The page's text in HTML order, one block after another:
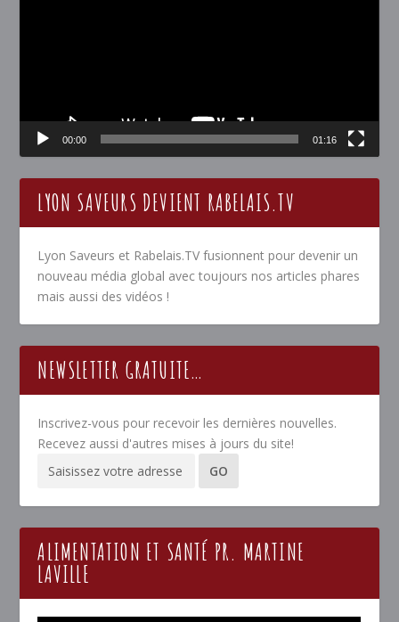
00:00 01:16
LYON SAVEURS DEVIENT RABELAIS.TV
Lyon Saveurs et Rabelais.TV fusionnent pour devenir un
nouveau média global avec toujours nos articles phares
mais aussi des vidéos !
NEWSLETTER GRATUITE…
Inscrivez-vous pour recevoir les dernières nouvelles.
Recevez aussi d'autres mises à jours du site!
ALIMENTATION ET SANTÉ PR. MARTINE
LAVILLE